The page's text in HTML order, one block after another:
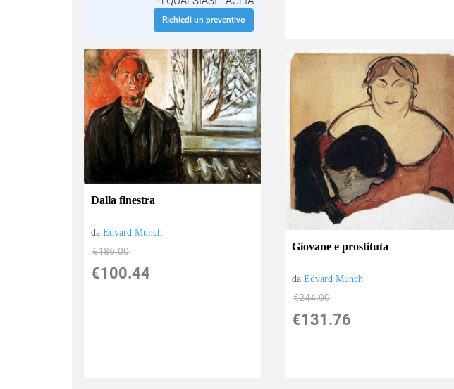
Richiedi un preventivo
Dalla finestra
daEdvard Munch
€186.00
€100.44
Giovane e prostituta
daEdvard Munch
€244.00
€131.76